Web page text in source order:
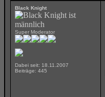
Black Knight
Super Moderator
Dabei seit: 18.11.2007
Beiträge: 445